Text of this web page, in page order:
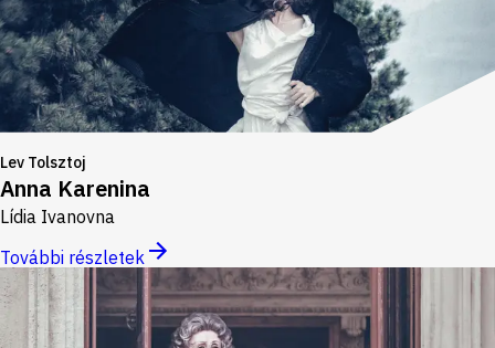
Lev Tolsztoj
Anna Karenina
Lídia Ivanovna
További részletek